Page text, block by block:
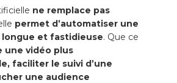
ne remplace pas
permet d’automatiser une
et fastidieuse. Que ce
une vidéo plus
faciliter le suivi d’une
une audience